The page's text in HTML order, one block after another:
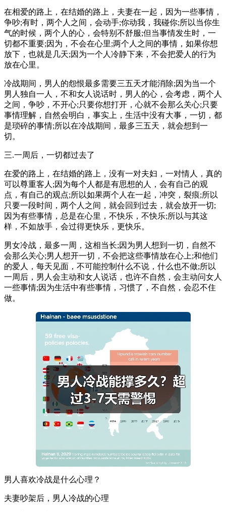
在相爱的路上，在结婚的路上，夫妻在一起，因为一些事情，
争吵;有时，两个人之间，会动手;你动我，我碰你;所以当你生
气的时候，两个人的心，会特别不舒服;但当事情发生时，一
切都不重要;因为，不会在心里;两个人之间的事情，如果你想
放下，也就是几天;因为一个人冷静下来，不会把爱人的行为
放在心里。
冷战期间，男人的怨恨最多需要三五天才能消除;因为当一个
男人独自一人，不和女人说话时，男人的心，会考虑，两个人
之间，争吵，不开心;只要你想打开，心就不会那么关心;只要
事情理解，自然会明白，事实上，生活中没有大事，一切，都
是琐碎的事情;所以在冷战期间，最多三五天，就会想到一
切。
三.一周后，一切都过去了
在爱的路上，在结婚的路上，没有一对夫妇，一对情人，真的
可以尊重客人;因为每个人都是有思想的人，会有自己的观
点，有自己的观点;所以如果两个人在一起，冲突，裂痕;所以
只要一段时间，两个人之间，就会回到过去，就会放开一切;
因为有些事情，总是在心里，不快乐，不快乐;所以与其这
样，不如放手，会过得更快乐，更快乐。
男女冷战，最多一周，这相当长;因为男人想到一切，自然不
会那么关心;男人想开一切，不会把这些事情放在心上;和他们
的爱人，每天见面，不可能控制什么不说，什么也不做;所以
一周后，男人会主动和女人说话，也许不自然，会主动问女人
一些事情;因为生活中有些事情，习惯了，不自然，会忍不住
做。
男人喜欢冷战是什么心理？
夫妻吵架后，男人冷战的心理